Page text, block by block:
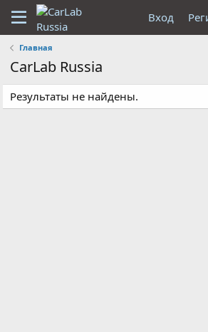
Вход
Главная
CarLab Russia
Результаты не найдены.